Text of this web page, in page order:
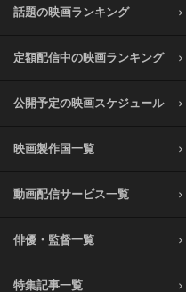
話題の映画ランキング
定額配信中の映画ランキング
公開予定の映画スケジュール
映画製作国一覧
動画配信サービス一覧
俳優・監督一覧
特集記事一覧